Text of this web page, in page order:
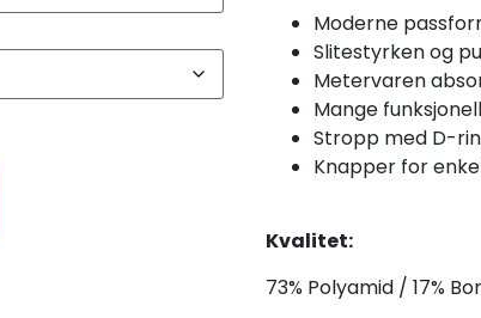
Moderne
Slitestyrken og
Metervaren
Mange
Stropp med D-
Knapper for
Kvalitet:
73% Polyamid / 17%